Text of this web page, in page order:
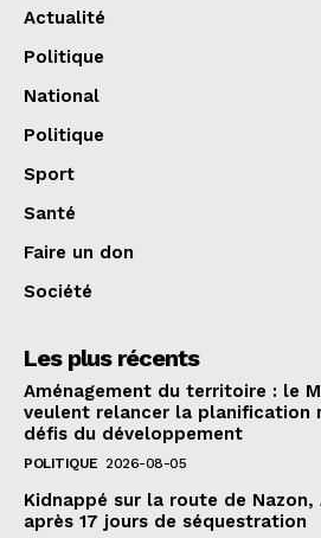
Actualité
Politique
National
Politique
Sport
Santé
Faire un don
Société
Les plus récents
Aménagement du territoire : le
veulent relancer la planification
défis du développement
POLITIQUE 2026-08-05
Kidnappé sur la route de
après 17 jours de séquestration